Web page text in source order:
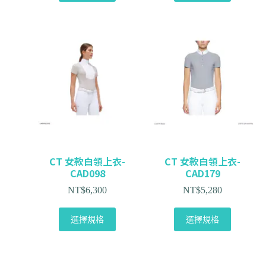
CT 女款白領上衣-
CAD098
NT$6,300
選擇規格
CT 女款白領上衣-
CAD179
NT$5,280
選擇規格